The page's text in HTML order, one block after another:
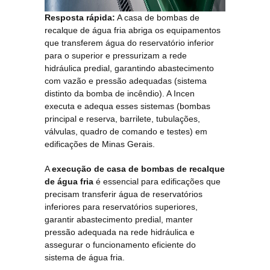
Resposta rápida: A casa de bombas de
recalque de água fria abriga os equipamentos
que transferem água do reservatório inferior
para o superior e pressurizam a rede
hidráulica predial, garantindo abastecimento
com vazão e pressão adequadas (sistema
distinto da bomba de incêndio). A Incen
executa e adequa esses sistemas (bombas
principal e reserva, barrilete, tubulações,
válvulas, quadro de comando e testes) em
edificações de Minas Gerais.
Aexecução de casa de bombas de recalque
de água fria é essencial para edificações que
precisam transferir água de reservatórios
inferiores para reservatórios superiores,
garantir abastecimento predial, manter
pressão adequada na rede hidráulica e
assegurar o funcionamento eficiente do
sistema de água fria.